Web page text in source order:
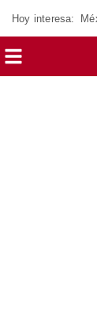
Hoy interesa: